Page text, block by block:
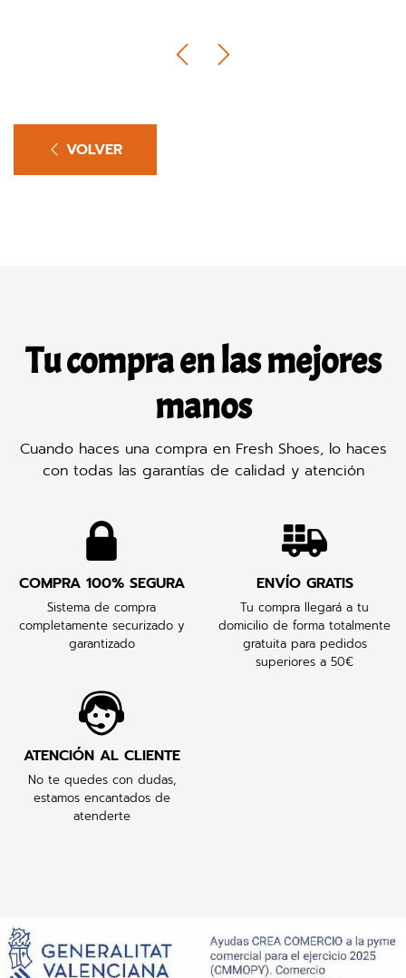
VOLVER
Tu compra en las mejores
manos
Cuando haces una compra en Fresh Shoes, lo haces
con todas las garantías de calidad y atención
COMPRA 100% SEGURA
Sistema de compra
completamente securizado y
garantizado
ENVÍO GRATIS
Tu compra llegará a tu
domicilio de forma totalmente
gratuita para pedidos
superiores a 50€
ATENCIÓN AL CLIENTE
No te quedes con dudas,
estamos encantados de
atenderte